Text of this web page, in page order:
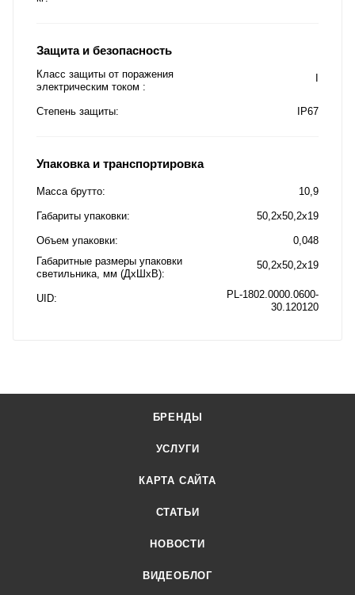
Защита и безопасность
Класс защиты от поражения
электрическим током
Степень защиты IP67
Упаковка и транспортировка
Масса брутто 10,9
Габариты упаковки 50,2x50,2x19
Объем упаковки
0,048
Габаритные размеры упаковки
светильника, мм (ДхШхВ)
50,2x50,2x19
UID
PL-1802.0000.0600-
30.120120
БРЕНДЫ
УСЛУГИ
КАРТА САЙТА
СТАТЬИ
НОВОСТИ
ВИДЕОБЛОГ